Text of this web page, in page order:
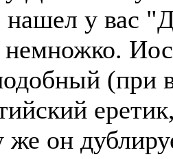
у вас
(при
же он